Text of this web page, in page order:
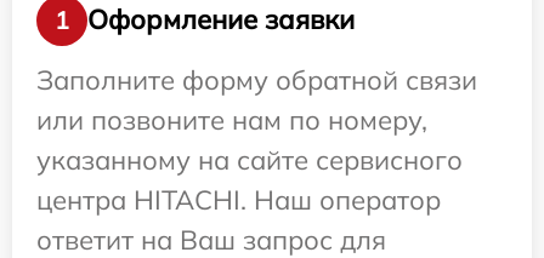
1
Оформление заявки
Заполните форму обратной связи
или позвоните нам по номеру,
указанному на сайте сервисного
центра HITACHI. Наш оператор
ответит на Ваш запрос для